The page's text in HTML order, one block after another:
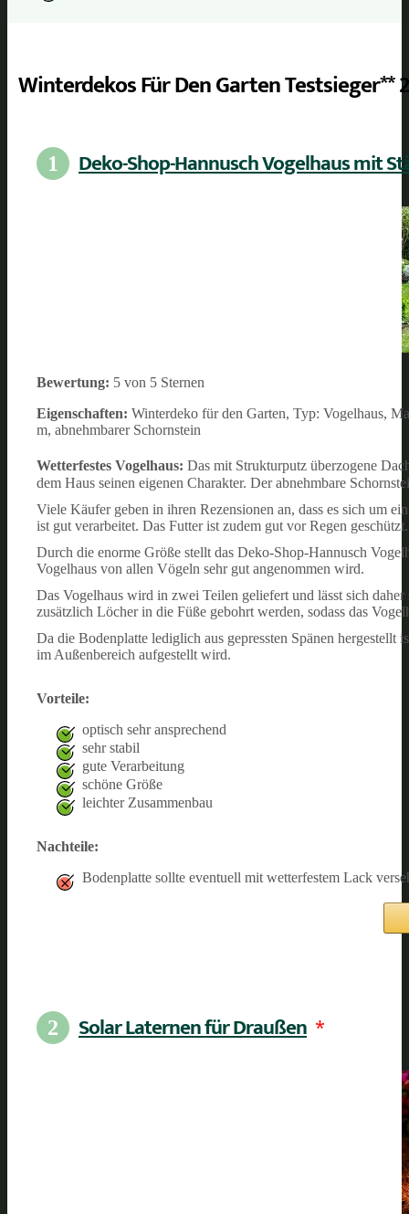
Winterdekos Für Den Garten Testsieger**
1 Deko-Shop-Hannusch Vogelhaus mit
Bewertung: 5 von 5 Sternen
Eigenschaften: Winterdeko für den Garten, Typ: Vogelhaus,
m, abnehmbarer Schornstein
Wetterfestes Vogelhaus: Das mit Strukturputz überzogene
dem Haus seinen eigenen Charakter. Der abnehmbare
Viele Käufer geben in ihren Rezensionen an, dass es sich um
ist gut verarbeitet. Das Futter ist zudem gut vor Regen geschützt.
Durch die enorme Größe stellt das Deko-Shop-Hannusch
Vogelhaus von allen Vögeln sehr gut angenommen wird.
Das Vogelhaus wird in zwei Teilen geliefert und lässt sich
zusätzlich Löcher in die Füße gebohrt werden, sodass das
Da die Bodenplatte lediglich aus gepressten Spänen hergestellt
im Außenbereich aufgestellt wird.
Vorteile:
optisch sehr ansprechend
sehr stabil
gute Verarbeitung
schöne Größe
leichter Zusammenbau
Nachteile:
Bodenplatte sollte eventuell mit wetterfestem Lack
2 Solar Laternen für Draußen *